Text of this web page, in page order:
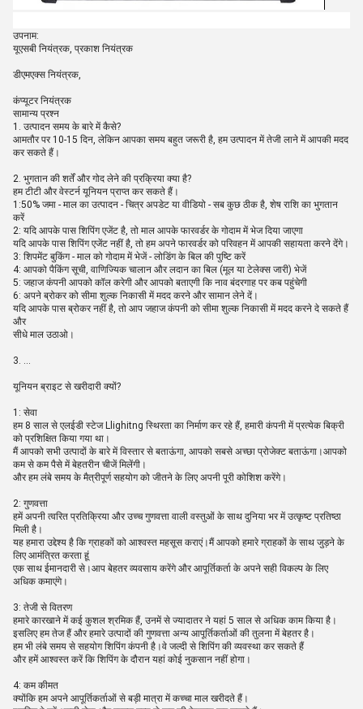
उपनाम:
यूएसबी नियंत्रक, प्रकाश नियंत्रक
डीएमएक्स नियंत्रक,
कंप्यूटर नियंत्रक
सामान्य प्रश्न
1. उत्पादन समय के बारे में कैसे?
आमतौर पर 10-15 दिन, लेकिन आपका समय बहुत जरूरी है, हम उत्पादन में तेजी लाने में आपकी मदद
कर सकते हैं।
2. भुगतान की शर्तें और गोद लेने की प्रक्रिया क्या है?
हम टीटी और वेस्टर्न यूनियन प्राप्त कर सकते हैं।
1:50% जमा - माल का उत्पादन - चित्र अपडेट या वीडियो - सब कुछ ठीक है, शेष राशि का भुगतान
करें
2: यदि आपके पास शिपिंग एजेंट है, तो माल आपके फारवर्डर के गोदाम में भेज दिया जाएगा
यदि आपके पास शिपिंग एजेंट नहीं है, तो हम अपने फारवर्डर को परिवहन में आपकी सहायता करने देंगे।
3: शिपमेंट बुकिंग - माल को गोदाम में भेजें - लोडिंग के बिल की पुष्टि करें
4: आपको पैकिंग सूची, वाणिज्यिक चालान और लदान का बिल (मूल या टेलेक्स जारी) भेजें
5: जहाज कंपनी आपको कॉल करेगी और आपको बताएगी कि नाव बंदरगाह पर कब पहुंचेगी
6: अपने ब्रोकर को सीमा शुल्क निकासी में मदद करने और सामान लेने दें।
यदि आपके पास ब्रोकर नहीं है, तो आप जहाज कंपनी को सीमा शुल्क निकासी में मदद करने दे सकते हैं
और
सीधे माल उठाओ।
3. ...
यूनियन ब्राइट से खरीदारी क्यों?
1: सेवा
हम 8 साल से एलईडी स्टेज Llighitng स्थिरता का निर्माण कर रहे हैं, हमारी कंपनी में प्रत्येक बिक्री
को प्रशिक्षित किया गया था।
मैं आपको सभी उत्पादों के बारे में विस्तार से बताऊंगा, आपको सबसे अच्छा प्रोजेक्ट बताऊंगा।आपको
कम से कम पैसे में बेहतरीन चीजें मिलेंगी।
और हम लंबे समय के मैत्रीपूर्ण सहयोग को जीतने के लिए अपनी पूरी कोशिश करेंगे।
2: गुणवत्ता
हमें अपनी त्वरित प्रतिक्रिया और उच्च गुणवत्ता वाली वस्तुओं के साथ दुनिया भर में उत्कृष्ट प्रतिष्ठा
मिली है।
यह हमारा उद्देश्य है कि ग्राहकों को आश्वस्त महसूस कराएं।मैं आपको हमारे ग्राहकों के साथ जुड़ने के
लिए आमंत्रित करता हूं
एक साथ ईमानदारी से।आप बेहतर व्यवसाय करेंगे और आपूर्तिकर्ता के अपने सही विकल्प के लिए
अधिक कमाएंगे।
3: तेजी से वितरण
हमारे कारखाने में कई कुशल श्रमिक हैं, उनमें से ज्यादातर ने यहां 5 साल से अधिक काम किया है।
इसलिए हम तेज हैं और हमारे उत्पादों की गुणवत्ता अन्य आपूर्तिकर्ताओं की तुलना में बेहतर है।
हम भी लंबे समय से सहयोग शिपिंग कंपनी है।वे जल्दी से शिपिंग की व्यवस्था कर सकते हैं
और हमें आश्वस्त करें कि शिपिंग के दौरान यहां कोई नुकसान नहीं होगा।
4: कम कीमत
क्योंकि हम अपने आपूर्तिकर्ताओं से बड़ी मात्रा में कच्चा माल खरीदते हैं।